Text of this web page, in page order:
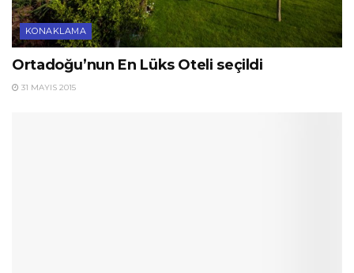
KONAKLAMA
Ortadoğu’nun En Lüks Oteli seçildi
31 MAYIS 2015